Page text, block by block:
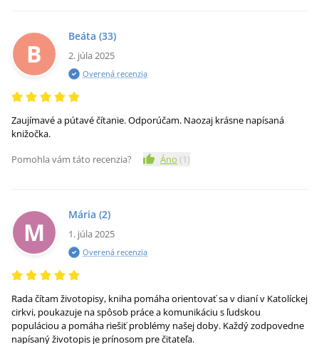
B
Beáta (33)
2. júla 2025
Overená recenzia
Zaujímavé a pútavé čítanie. Odporúčam. Naozaj krásne napísaná
knižočka.
Pomohla vám táto recenzia?
Áno (1)
M
Mária (2)
1. júla 2025
Overená recenzia
Rada čítam životopisy, kniha pomáha orientovať sa v dianí v Katolíckej
cirkvi, poukazuje na spôsob práce a komunikáciu s ľudskou
populáciou a pomáha riešiť problémy našej doby. Každý zodpovedne
napísaný životopis je prínosom pre čitateľa.